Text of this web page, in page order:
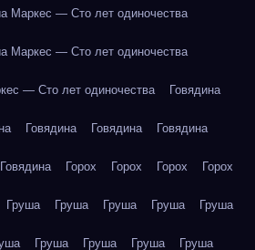
Маркес — Сто лет одиночества
Маркес — Сто лет одиночества
— Сто лет одиночества Говядина
Говядина Говядина Говядина
Говядина Горох Горох Горох Горох
Груша Груша Груша Груша Груша
Груша Груша Груша Груша